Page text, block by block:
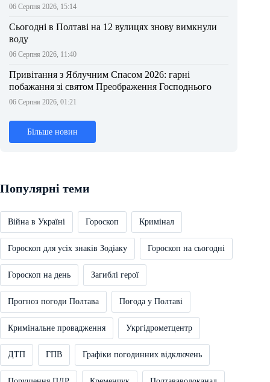
06 Серпня 2026, 15:14
Сьогодні в Полтаві на 12 вулицях знову вимкнули
воду
06 Серпня 2026, 11:40
Привітання з Яблучним Спасом 2026: гарні
побажання зі святом Преображення Господнього
06 Серпня 2026, 01:21
Більше новин
Популярні теми
Війна в Україні Гороскоп Кримінал
Гороскоп для усіх знаків Зодіаку Гороскоп на сьогодні
Гороскоп на день Загиблі герої
Прогноз погоди Полтава Погода у Полтаві
Кримінальне провадження Укргідрометцентр
ДТП ГПВ Графіки погодинних відключень